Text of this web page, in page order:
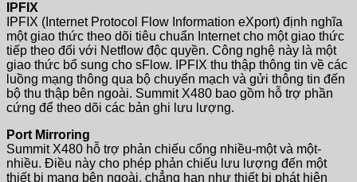
IPFIX
IPFIX (Internet Protocol Flow Information eXport) định nghĩa
một giao thức theo dõi tiêu chuẩn Internet cho một giao thức
tiếp theo đối với Netflow độc quyền. Công nghệ này là một
giao thức bổ sung cho sFlow. IPFIX thu thập thông tin về các
luồng mạng thông qua bộ chuyển mạch và gửi thông tin đến
bộ thu thập bên ngoài. Summit X480 bao gồm hỗ trợ phần
cứng để theo dõi các bản ghi lưu lượng.
Port Mirroring
Summit X480 hỗ trợ phản chiếu cổng nhiều-một và một-
nhiều. Điều này cho phép phản chiếu lưu lượng đến một
thiết bị mạng bên ngoài, chẳng hạn như thiết bị phát hiện